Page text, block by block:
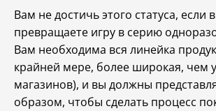
Вам не достичь этого статуса, если
превращаете игру в серию
Вам необходима вся линейка
крайней мере, более широкая, чем
магазинов), и вы должны
образом, чтобы сделать процесс